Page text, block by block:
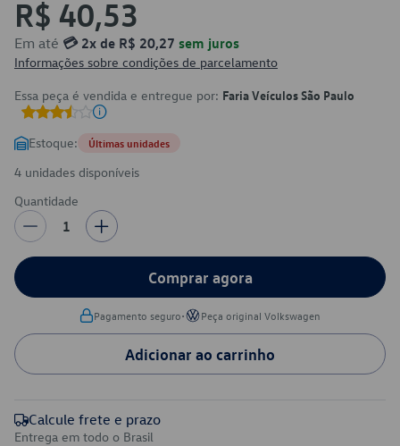
R$ 40,53
Em até 💳 2x de R$ 20,27 sem juros
Informações sobre condições de parcelamento
Essa peça é vendida e entregue por: Faria Veículos São Paulo
Estoque: Últimas unidades
4 unidades disponíveis
Quantidade
1
Comprar agora
Pagamento seguro• Peça original Volkswagen
Adicionar ao carrinho
Calcule frete e prazo
Entrega em todo o Brasil